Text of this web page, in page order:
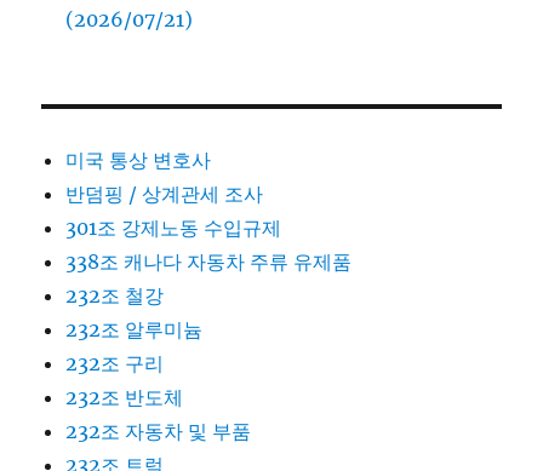
(2026/07/21)
미국 통상 변호사
반덤핑 / 상계관세 조사
301조 강제노동 수입규제
338조 캐나다 자동차 주류 유제품
232조 철강
232조 알루미늄
232조 구리
232조 반도체
232조 자동차 및 부품
232조 트럭